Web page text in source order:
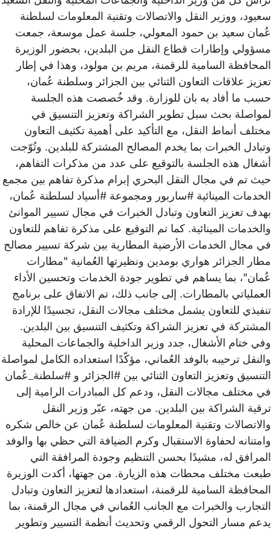
سعيود، ووزير النقل والاتصالات وتقنية المعلومات لسلطنة
عُمان سعيد بن حمود المعولي، جلسة عمل موسعة، جمعت
مسؤولي وإطارات قطاع النقل من البلدين، بحضور الوزيرة
المحافظة السامية للرقمنة، مريم بن مولود، وهذا في إطار
تعزيز علاقات التعاون الثنائي بين الجزائر وسلطنة عُمان،
حسب ما أفاد به بان للوزارة. وقد خُصصت هذه الجلسة
لمواصلة بحث سبل تطوير الشراكة وتعزيز التنسيق في
مختلف أنماط النقل، مع التأكيد على أهمية تكثيف التعاون
وتبادل الخبرات بما يخدم المصالح المشتركة للبلدين. وتُوّجت
أشغال هذه الجلسة بالتوقيع على عدد من مذكرات التفاهم،
حيث تم في مجال النقل البحري إبرام مذكرة تفاهم بين مجمع
الخدمات المينائية #ساربور ومجموعة #أسياد لسلطنة عُمان،
بهدف تعزيز التعاون وتبادل الخبرات في مجال تسيير الموانئ
والخدمات المينائية. كما تم التوقيع على مذكرة تفاهم للتعاون
في مجال الخدمات الأرضية المطارية بين شركة تسيير مصالح
مطار الجزائر هواري بومدين ونظيرتها العُمانية "مطارات
عُمان"، بما يساهم في تطوير جودة الخدمات وتحسين الأداء
العملياتي بالمطارات. إلى جانب ذلك، تم الاتفاق على برنامج
تنفيذي للتعاون يشمل مختلف مجالات النقل، تجسيدًا للإرادة
المشتركة في تعزيز الشراكة وتكثيف التنسيق بين البلدين.
وفي ختام الأشغال، جدد وزير الداخلية والجماعات المحلية
والنقل ترحيبه بالوفد العُماني، مؤكّدًا استعداده الكامل لمواصلة
التنسيق وتعزيز التعاون الثنائي بين #الجزائر و #سلطنة_عُمان
في مختلف مجالات النقل، ودعم كل المبادرات الرامية إلى
ترقية الشراكة بين البلدين. من جهته، عبّر وزير النقل
والاتصالات وتقنية المعلومات لسلطنة عُمان عن خالص شكره
وامتنانه لحفاوة الاستقبال وكرم الضيافة التي حظي بها والوفد
المرافق له، مشيدًا بحسن التنظيم وجودة المرافقة التي
طبعت مختلف محطات هذه الزيارة. من جهتها، أكدت الوزيرة
المحافظة السامية للرقمنة، استعدادها لتعزيز التعاون وتبادل
التجارب والخبرات مع الجانب العُماني في مجال الرقمنة، بما
يدعم مسار التحول الرقمي وتحديث أنظمة التسيير وتطوير